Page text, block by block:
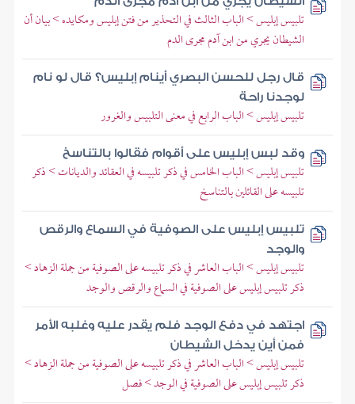
تلبيس إبليس > الباب الثالث في التحذير من فتن إبليس ومكايده > بيان أن
الشيطان يجري من ابن آدم مجرى الدم
قال رجل للحسن البصري أينام إبليس؟ قال لو نام
لوجدنا راحة
تلبيس إبليس > الباب الرابع في معنى التلبيس والغرور
وقد لبس إبليس على أقوام فقالوا بالتناسخ
تلبيس إبليس > الباب الخامس في ذكر تلبيسه في العقائد والديانات > ذكر
تلبيسه على القائلين بالتناسخ
تلبيس إبليس على الصوفية في السماع والرقص
والوجد
تلبيس إبليس > الباب العاشر في ذكر تلبيسه على الصوفية من جملة الزهاد >
ذكر تلبيس إبليس على الصوفية في السماع والرقص والوجد
اجتهد في دفع الوجد فلم يقدر عليه وغلبه الأمر
فمن أين يدخل الشيطان
تلبيس إبليس > الباب العاشر في ذكر تلبيسه على الصوفية من جملة الزهاد >
ذكر تلبيس إبليس على الصوفية في الوجد > فصل